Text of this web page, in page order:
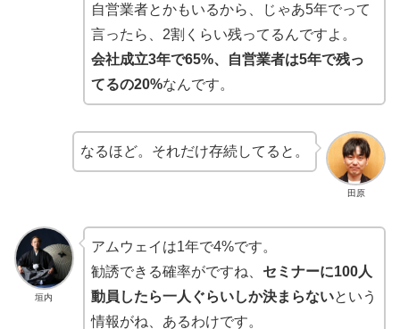
自営業者とかもいるから、じゃあ5年でって
言ったら、2割くらい残ってるんですよ。
会社成立3年で65%、自営業者は5年で残っ
てるの20%なんです。
田原
なるほど。それだけ存続してると。
垣内
アムウェイは1年で4%です。
勧誘できる確率がですね、 セミナーに100人
動員したら一人ぐらいしか決まらないという
情報がね、あるわけです。